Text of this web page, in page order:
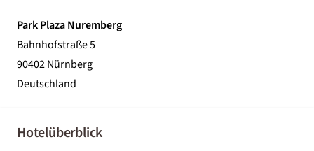
Park Plaza Nuremberg
Bahnhofstraße 5
90402 Nürnberg
Deutschland
Hotelüberblick